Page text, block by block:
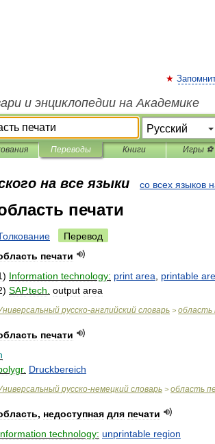
и энциклопедии на Академике
Переводы Книги Игры ⚽
на все языки со всех языков
печати
Перевод
печати
) Information technology: print area printable
) SAP.tech output area
русско-английский словарь > область
печати
. Druckbereich
русско-немецкий словарь > область
, недоступная для печати
technology: unprintable region